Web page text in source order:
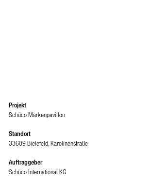
Projekt
Schüco Markenpavillon
Standort
33609 Bielefeld, Karolinenstraße
Auftraggeber
Schüco International KG